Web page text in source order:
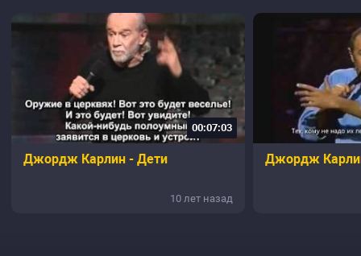
00:07:03
Джордж Карлин - Дети
10 лет назад
Джордж